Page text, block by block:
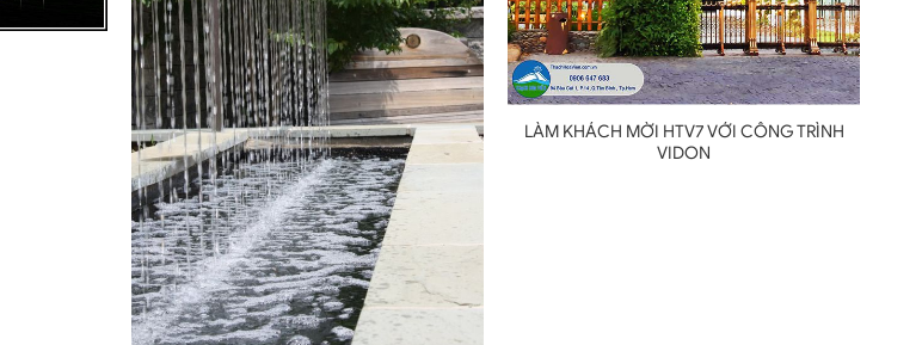
LÀM KHÁCH MỜI HTV7 VỚI CÔNG TRÌNH
VIDON